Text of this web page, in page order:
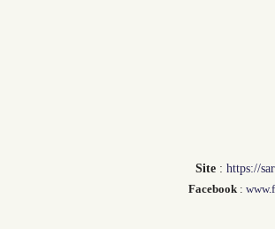
Site : https://
Facebook :